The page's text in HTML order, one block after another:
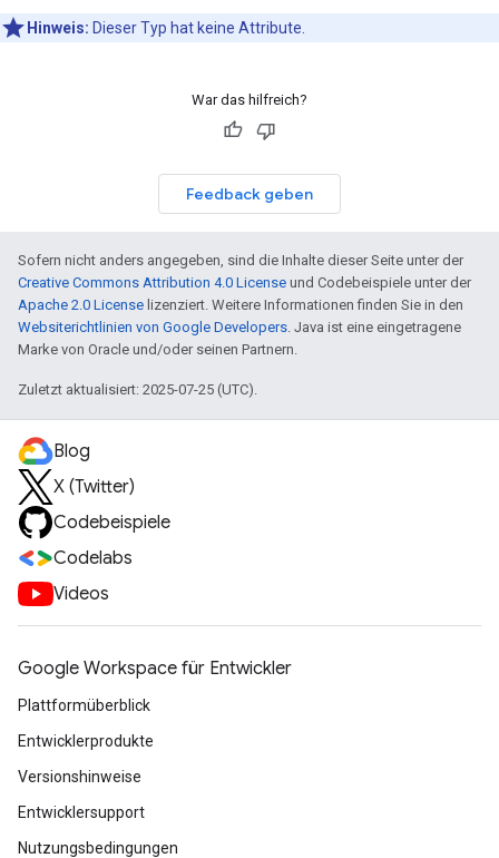
Hinweis: Dieser Typ hat keine Attribute.
War das hilfreich?
Feedback geben
Sofern nicht anders angegeben, sind die Inhalte dieser Seite unter der
Creative Commons Attribution 4.0 License und Codebeispiele unter der
Apache 2.0 License lizenziert. Weitere Informationen finden Sie in den
Websiterichtlinien von Google Developers. Java ist eine eingetragene
Marke von Oracle und/oder seinen Partnern.
Zuletzt aktualisiert: 2025-07-25 (UTC).
Blog
X (Twitter)
Codebeispiele
Codelabs
Videos
Google Workspace für Entwickler
Plattformüberblick
Entwicklerprodukte
Versionshinweise
Entwicklersupport
Nutzungsbedingungen